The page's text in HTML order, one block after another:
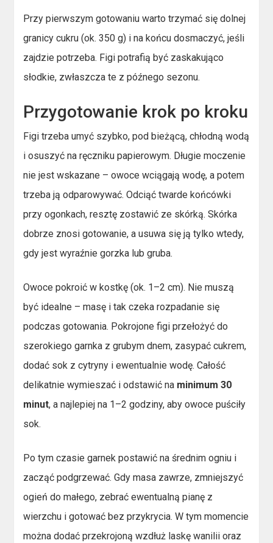
Przy pierwszym gotowaniu warto trzymać się dolnej
granicy cukru (ok. 350 g) i na końcu dosmaczyć, jeśli
zajdzie potrzeba. Figi potrafią być zaskakująco
słodkie, zwłaszcza te z późnego sezonu.
Przygotowanie krok po kroku
Figi trzeba umyć szybko, pod bieżącą, chłodną wodą
i osuszyć na ręczniku papierowym. Długie moczenie
nie jest wskazane – owoce wciągają wodę, a potem
trzeba ją odparowywać. Odciąć twarde końcówki
przy ogonkach, resztę zostawić ze skórką. Skórka
dobrze znosi gotowanie, a usuwa się ją tylko wtedy,
gdy jest wyraźnie gorzka lub gruba.
Owoce pokroić w kostkę (ok. 1–2 cm). Nie muszą
być idealne – masę i tak czeka rozpadanie się
podczas gotowania. Pokrojone figi przełożyć do
szerokiego garnka z grubym dnem, zasypać cukrem,
dodać sok z cytryny i ewentualnie wodę. Całość
delikatnie wymieszać i odstawić na minimum 30
minut, a najlepiej na 1–2 godziny, aby owoce puściły
sok.
Po tym czasie garnek postawić na średnim ogniu i
zacząć podgrzewać. Gdy masa zawrze, zmniejszyć
ogień do małego, zebrać ewentualną pianę z
wierzchu i gotować bez przykrycia. W tym momencie
można dodać przekrojoną wzdłuż laskę wanilii oraz